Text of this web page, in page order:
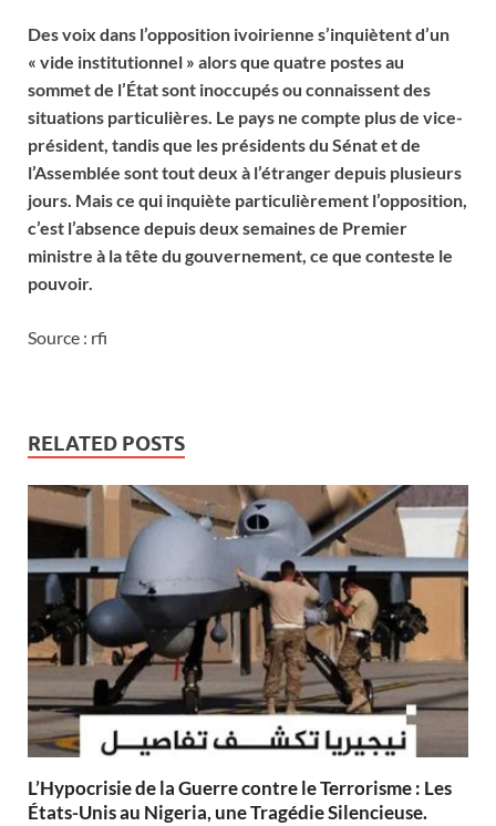
Des voix dans l’opposition ivoirienne s’inquiètent d’un
« vide institutionnel » alors que quatre postes au
sommet de l’État sont inoccupés ou connaissent des
situations particulières. Le pays ne compte plus de vice-
président, tandis que les présidents du Sénat et de
l’Assemblée sont tout deux à l’étranger depuis plusieurs
jours. Mais ce qui inquiète particulièrement l’opposition,
c’est l’absence depuis deux semaines de Premier
ministre à la tête du gouvernement, ce que conteste le
pouvoir.
Source : rfi
RELATED POSTS
L’Hypocrisie de la Guerre contre le Terrorisme : Les
États-Unis au Nigeria, une Tragédie Silencieuse.